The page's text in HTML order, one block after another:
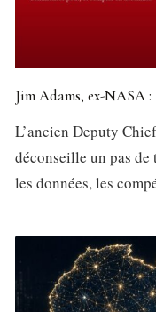
Jim Adams, ex-NASA :
L’ancien Deputy
déconseille un pas
les données, les